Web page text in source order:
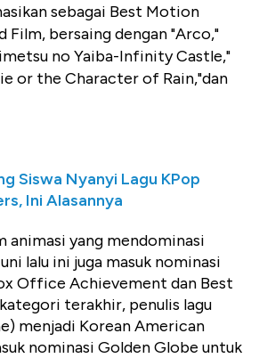
sebagai Best Motion
bersaing dengan "Arco,"
no Yaiba-Infinity Castle,"
or the Character of Rain,"dan
Siswa Nyanyi Lagu KPop
Ini Alasannya
animasi yang mendominasi
lalu ini juga masuk nominasi
Office Achievement dan Best
terakhir, penulis lagu
menjadi Korean American
nominasi Golden Globe untuk